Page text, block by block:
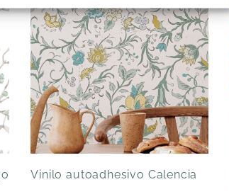
Vinilo autoadhesivo Calencia